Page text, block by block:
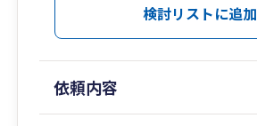
検討リストに追加
依頼内容